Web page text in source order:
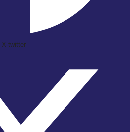
X-twitter